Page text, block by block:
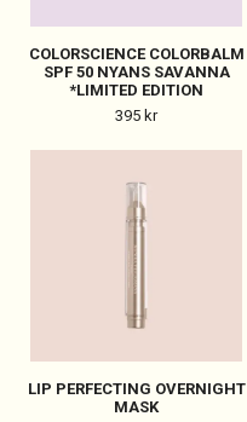
COLORSCIENCE COLORBALM
SPF 50 NYANS SAVANNA
*LIMITED EDITION
395 kr
LIP PERFECTING OVERNIGHT
MASK